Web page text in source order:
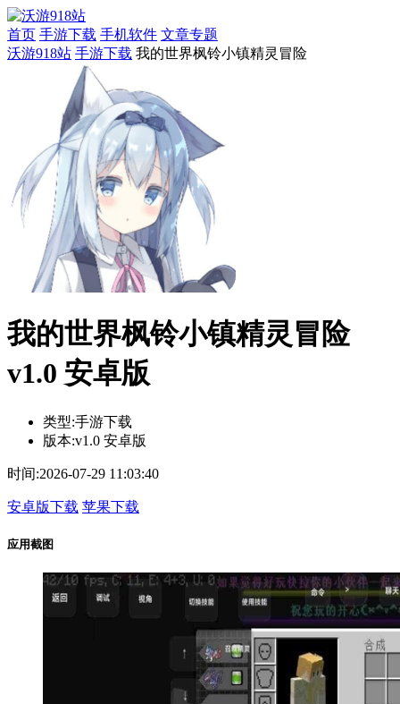
首页 手游下载 手机软件 文章专题
沃游918站 手游下载 我的世界枫铃小镇精灵冒险
我的世界枫铃小镇精灵冒险
v1.0 安卓版
类型:手游下载
版本:v1.0 安卓版
时间:2026-07-29 11:03:40
安卓版下载 苹果下载
应用截图